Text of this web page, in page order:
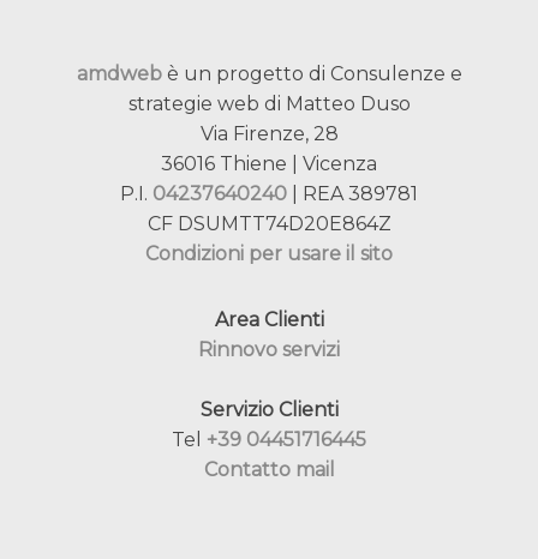
amdwebè un progetto di Consulenze e
strategie web di Matteo Duso
Via Firenze, 28
36016 Thiene | Vicenza
P.I. 04237640240 | REA 389781
CF DSUMTT74D20E864Z
Condizioni per usare il sito
Area Clienti
Rinnovo servizi
Servizio Clienti
Tel +39 04451716445
Contatto mail